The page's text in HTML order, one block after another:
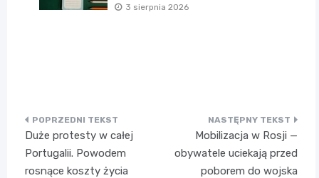
3 sierpnia 2026
Nawigacja
wpisu
Duże protesty w całej
Portugalii. Powodem
rosnące koszty życia
Mobilizacja w Rosji —
obywatele uciekają przed
poborem do wojska